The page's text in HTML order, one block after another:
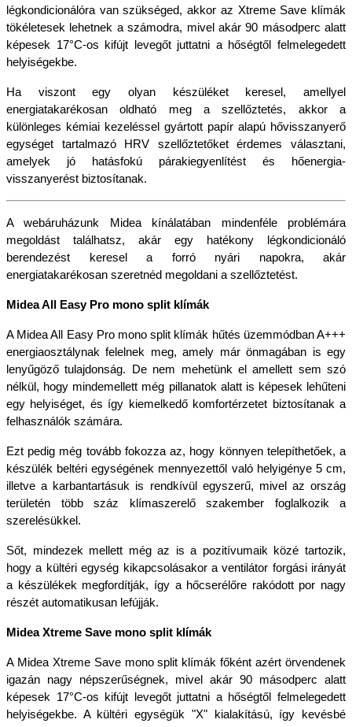
légkondicionálóra van szükséged, akkor az Xtreme Save klímák
tökéletesek lehetnek a számodra, mivel akár 90 másodperc alatt
képesek 17°C-os kifújt levegőt juttatni a hőségtől felmelegedett
helyiségekbe.
Ha viszont egy olyan készüléket keresel, amellyel
energiatakarékosan oldható meg a szellőztetés, akkor a
különleges kémiai kezeléssel gyártott papír alapú hővisszanyerő
egységet tartalmazó HRV szellőztetőket érdemes választani,
amelyek jó hatásfokú párakiegyenlítést és hőenergia-
visszanyerést biztosítanak.
A webáruházunk Midea kínálatában mindenféle problémára
megoldást találhatsz, akár egy hatékony légkondicionáló
berendezést keresel a forró nyári napokra, akár
energiatakarékosan szeretnéd megoldani a szellőztetést.
Midea All Easy Pro mono split klímák
A Midea All Easy Pro mono split klímák hűtés üzemmódban A+++
energiaosztálynak felelnek meg, amely már önmagában is egy
lenyűgöző tulajdonság. De nem mehetünk el amellett sem szó
nélkül, hogy mindemellett még pillanatok alatt is képesek lehűteni
egy helyiséget, és így kiemelkedő komfortérzetet biztosítanak a
felhasználók számára.
Ezt pedig még tovább fokozza az, hogy könnyen telepíthetőek, a
készülék beltéri egységének mennyezettől való helyigénye 5 cm,
illetve a karbantartásuk is rendkívül egyszerű, mivel az ország
területén több száz klímaszerelő szakember foglalkozik a
szerelésükkel.
Sőt, mindezek mellett még az is a pozitívumaik közé tartozik,
hogy a kültéri egység kikapcsolásakor a ventilátor forgási irányát
a készülékek megfordítják, így a hőcserélőre rakódott por nagy
részét automatikusan lefújják.
Midea Xtreme Save mono split klímák
A Midea Xtreme Save mono split klímák főként azért örvendenek
igazán nagy népszerűségnek, mivel akár 90 másodperc alatt
képesek 17°C-os kifújt levegőt juttatni a hőségtől felmelegedett
helyiségekbe. A kültéri egységük "X" kialakítású, így kevésbé